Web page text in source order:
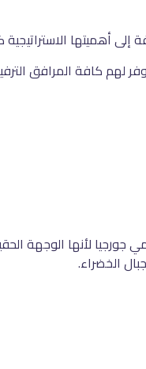
أهميتها
لأنها الوجهة
الخضراء.